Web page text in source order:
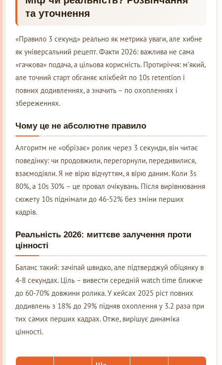
та уточнення
«Правило 3 секунд» реально як метрика уваги, але хибне
як універсальний рецепт. Факти 2026: важлива не сама
«гачкова» подача, а цільова корисність. Протиріччя: м’який,
але точний старт обганяє клікбейт по 10s retention і
повних додивленнях, а значить – по охопленнях і
збереженнях.
Чому це не абсолютне правило
Алгоритм не «обрізає» ролик через 3 секунди, він читає
поведінку: чи продовжили, перегорнули, передивилися,
взаємодіяли. Я не вірю відчуттям, я вірю даним. Коли 3s
80%, а 10s 30% – це провал очікувань. Після вирівнювання
сюжету 10s піднімали до 46-52% без зміни перших
кадрів.
Реальність 2026: миттєве залучення проти
цінності
Баланс такий: зачіпай швидко, але підтверджуй обіцянку в
4-8 секундах. Ціль – вивести середній watch time ближче
до 60-70% довжини ролика. У кейсах 2025 ріст повних
додивлень з 18% до 29% підняв охоплення у 3.2 раза при
тих самих перших кадрах. Отже, вирішує динаміка
цінності.